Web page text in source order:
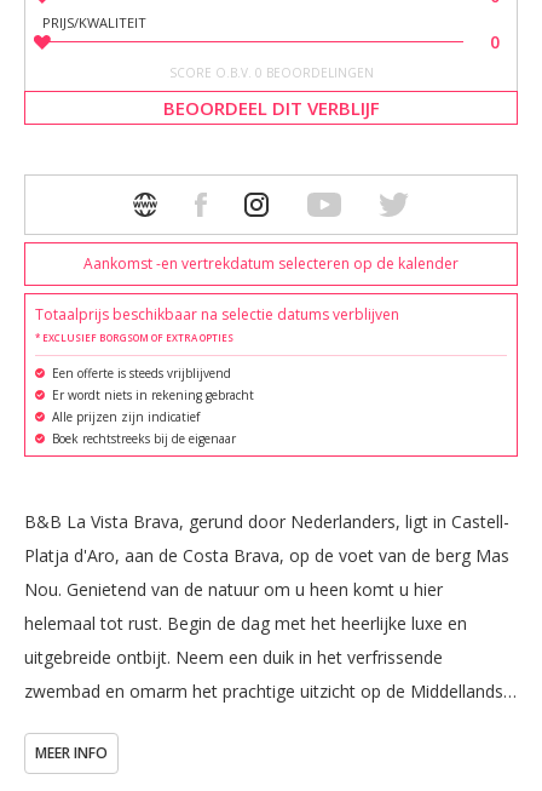
B&B La Vista Brava, gerund door Nederlanders, ligt in Castell-
Platja d'Aro, aan de Costa Brava, op de voet van de berg Mas
Nou. Genietend van de natuur om u heen komt u hier
helemaal tot rust. Begin de dag met het heerlijke luxe en
uitgebreide ontbijt. Neem een duik in het verfrissende
zwembad en omarm het prachtige uitzicht op de Middellandse
het massatourisme, maar toch binnen een paar minuten
MEER INFO
Aankomst -en vertrekdatum selecteren op de kalender
Totaalprijs beschikbaar na selectie datums verblijven
* EXCLUSIEF BORGSOM OF EXTRA OPTIES
Een offerte is steeds vrijblijvend
Er wordt niets in rekening gebracht
Alle prijzen zijn indicatief
Boek rechtstreeks bij de eigenaar
PRIJS/KWALITEIT
0
SCORE O.B.V. 0 BEOORDELINGEN
BEOORDEEL DIT VERBLIJF